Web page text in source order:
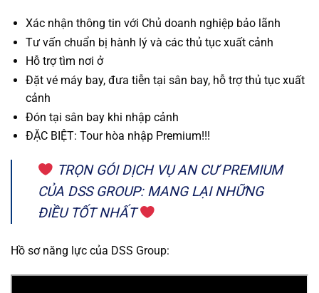
Xác nhận thông tin với Chủ doanh nghiệp bảo lãnh
Tư vấn chuẩn bị hành lý và các thủ tục xuất cảnh
Hỗ trợ tìm nơi ở
Đặt vé máy bay, đưa tiễn tại sân bay, hỗ trợ thủ tục xuất
cảnh
Đón tại sân bay khi nhập cảnh
ĐẶC BIỆT: Tour hòa nhập Premium!!!
TRỌN GÓI DỊCH VỤ AN CƯ PREMIUM
CỦA DSS GROUP: MANG LẠI NHỮNG
ĐIỀU TỐT NHẤT
Hồ sơ năng lực của DSS Group: